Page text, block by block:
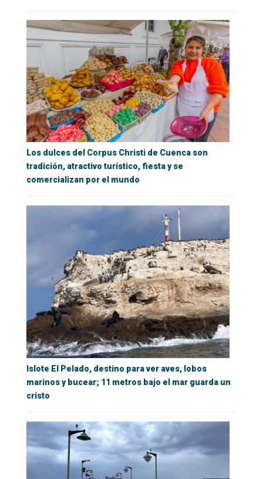
Los dulces del Corpus Christi de Cuenca son
tradición, atractivo turístico, fiesta y se
comercializan por el mundo
Islote El Pelado, destino para ver aves, lobos
marinos y bucear; 11 metros bajo el mar guarda un
cristo